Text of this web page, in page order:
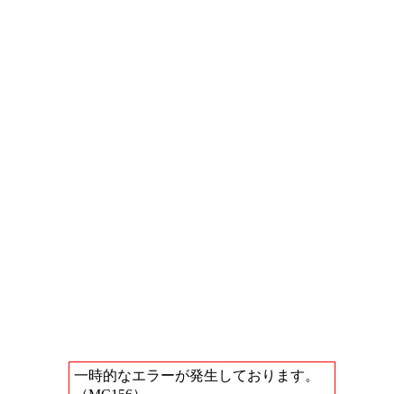
一時的なエラーが発生しております。